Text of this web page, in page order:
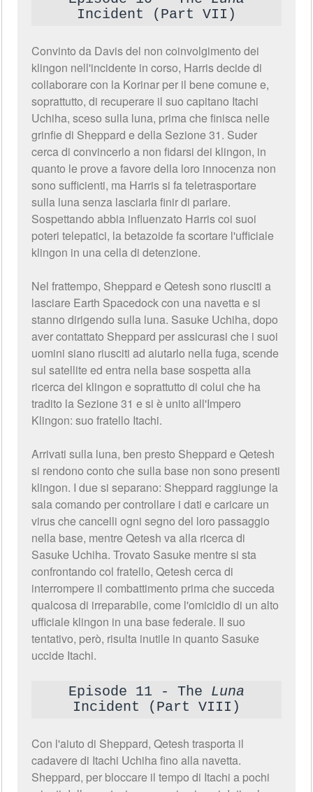
Incident (Part VII)
Convinto da Davis del non coinvolgimento dei
klingon nell'incidente in corso, Harris decide di
collaborare con la Korinar per il bene comune e,
soprattutto, di recuperare il suo capitano Itachi
Uchiha, sceso sulla luna, prima che finisca nelle
grinfie di Sheppard e della Sezione 31. Suder
cerca di convincerlo a non fidarsi dei klingon, in
quanto le prove a favore della loro innocenza non
sono sufficienti, ma Harris si fa teletrasportare
sulla luna senza lasciarla finir di parlare.
Sospettando abbia influenzato Harris coi suoi
poteri telepatici, la betazoide fa scortare l'ufficiale
klingon in una cella di detenzione.
Nel frattempo, Sheppard e Qetesh sono riusciti a
lasciare Earth Spacedock con una navetta e si
stanno dirigendo sulla luna. Sasuke Uchiha, dopo
aver contattato Sheppard per assicurasi che i suoi
uomini siano riusciti ad aiutarlo nella fuga, scende
sul satellite ed entra nella base sospetta alla
ricerca dei klingon e soprattutto di colui che ha
tradito la Sezione 31 e si è unito all'Impero
Klingon: suo fratello Itachi.
Arrivati sulla luna, ben presto Sheppard e Qetesh
si rendono conto che sulla base non sono presenti
klingon. I due si separano: Sheppard raggiunge la
sala comando per controllare i dati e caricare un
virus che cancelli ogni segno del loro passaggio
nella base, mentre Qetesh va alla ricerca di
Sasuke Uchiha. Trovato Sasuke mentre si sta
confrontando col fratello, Qetesh cerca di
interrompere il combattimento prima che succeda
qualcosa di irreparabile, come l'omicidio di un alto
ufficiale klingon in una base federale. Il suo
tentativo, però, risulta inutile in quanto Sasuke
uccide Itachi.
Episode 11 - The Luna
Incident (Part VIII)
Con l'aiuto di Sheppard, Qetesh trasporta il
cadavere di Itachi Uchiha fino alla navetta.
Sheppard, per bloccare il tempo di Itachi a pochi